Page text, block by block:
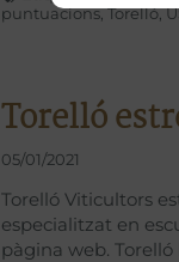
puntuacions,Torelló,
Torelló
05/01/2021
Torelló Viticultors
especialitzat en
pàgina web.